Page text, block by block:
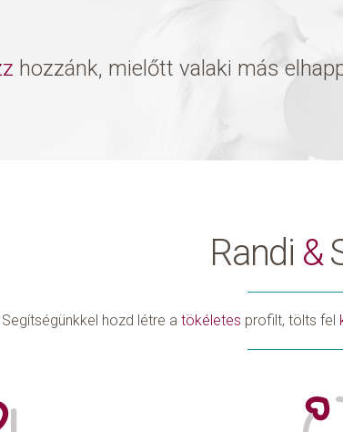
hozzánk, mielőtt valaki más
Randi &
Segítségünkkel hozd létre a tökéletes profilt, tölts fel